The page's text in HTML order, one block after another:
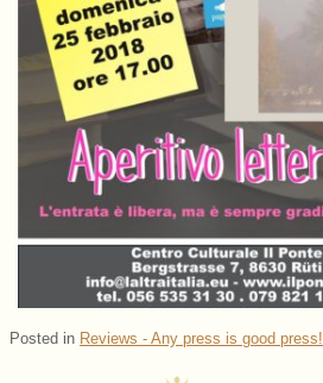
Posted in Reviews - Any press is good press!